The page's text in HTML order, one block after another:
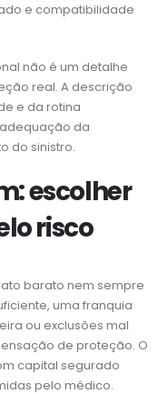
e compatibilidade
não é um detalhe
real. A descrição
e da rotina
da
do sinistro.
escolher
risco
barato nem sempre
uma franquia
ou exclusões mal
de proteção. O
capital segurado
pelo médico.